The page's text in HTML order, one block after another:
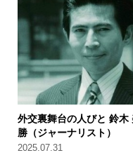
外交裏舞台の人びと 鈴木
勝（ジャーナリスト）
2025.07.31